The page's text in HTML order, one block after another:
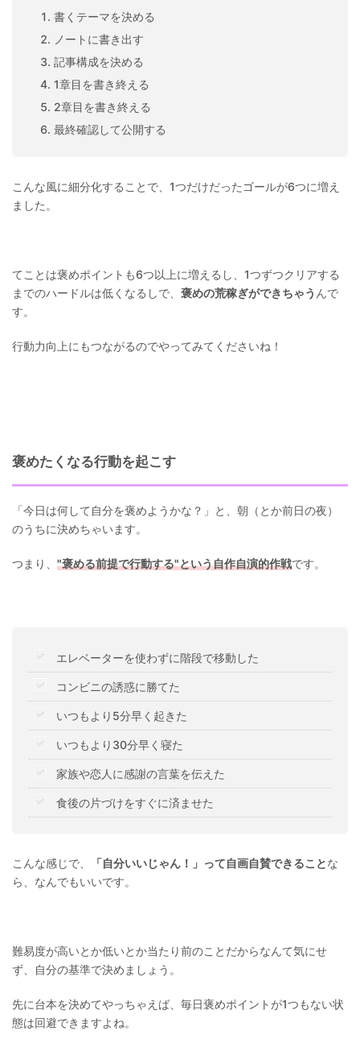
書くテーマを決める
ノートに書き出す
記事構成を決める
1章目を書き終える
2章目を書き終える
最終確認して公開する
こんな風に細分化することで、1つだけだったゴールが6つに増え
ました。
てことは褒めポイントも6つ以上に増えるし、1つずつクリアする
までのハードルは低くなるしで、 褒めの荒稼ぎができちゃう んで
す。
行動力向上にもつながるのでやってみてくださいね！
褒めたくなる行動を起こす
「今日は何して自分を褒めようかな？」と、朝（とか前日の夜）
のうちに決めちゃいます。
つまり、 "褒める前提で行動する"という自作自演的作戦です。
エレベーターを使わずに階段で移動した
コンビニの誘惑に勝てた
いつもより5分早く起きた
いつもより30分早く寝た
家族や恋人に感謝の言葉を伝えた
食後の片づけをすぐに済ませた
こんな感じで、 「自分いいじゃん！」って自画自賛できることな
ら、なんでもいいです。
難易度が高いとか低いとか当たり前のことだからなんて気にせ
ず、自分の基準で決めましょう。
先に台本を決めてやっちゃえば、毎日褒めポイントが1つもない状
態は回避できますよね。